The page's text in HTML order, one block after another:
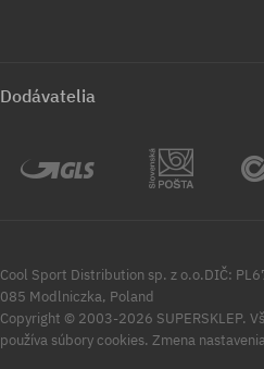
Dodávatelia
Cool Sport Distribution sp. z o.o.DIČ:
085 Modlniczka, Poland
Copyright © 2003-2026 SUPERSKLEP.
používa súbory cookies. Zmena